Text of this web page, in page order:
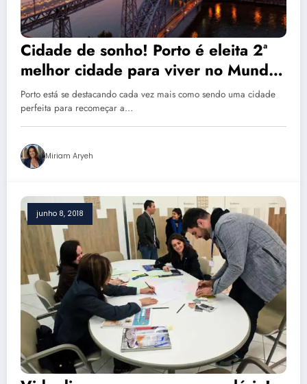
Cidade de sonho! Porto é eleita 2ª
melhor cidade para viver no Mundo
e motivos são óbvios
Porto está se destacando cada vez mais como sendo uma cidade
perfeita para recomeçar a…
Miriam Aryeh
junho 8, 2018